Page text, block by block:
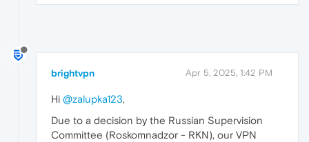
brightvpn Apr 5, 2025, 1:42 PM
Hi @zalupka123,
Due to a decision by the Russian Supervision
Committee (Roskomnadzor - RKN), our VPN